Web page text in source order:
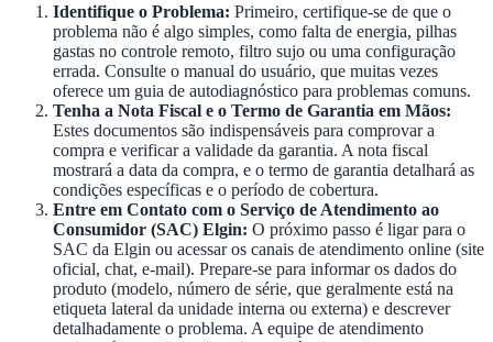
Identifique o Problema: Primeiro, certifique-se de que o
problema não é algo simples, como falta de energia, pilhas
gastas no controle remoto, filtro sujo ou uma configuração
errada. Consulte o manual do usuário, que muitas vezes
oferece um guia de autodiagnóstico para problemas comuns.
Tenha a Nota Fiscal e o Termo de Garantia em Mãos:
Estes documentos são indispensáveis para comprovar a
compra e verificar a validade da garantia. A nota fiscal
mostrará a data da compra, e o termo de garantia detalhará as
condições específicas e o período de cobertura.
Entre em Contato com o Serviço de Atendimento ao
Consumidor (SAC) Elgin: O próximo passo é ligar para o
SAC da Elgin ou acessar os canais de atendimento online (site
oficial, chat, e-mail). Prepare-se para informar os dados do
produto (modelo, número de série, que geralmente está na
etiqueta lateral da unidade interna ou externa) e descrever
detalhadamente o problema. A equipe de atendimento